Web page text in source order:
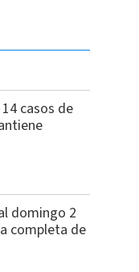
casos de
domingo 2
completa de